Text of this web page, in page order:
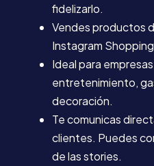
fidelizarlo.
Vendes productos
Instagram
Ideal para
entretenimiento,
decoración.
Te comunicas
clientes. Puedes
de las stories.